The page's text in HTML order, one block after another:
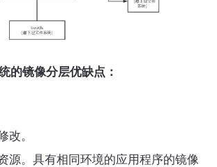
的镜像分层优缺点：
改。
源。具有相同环境的应用程序的镜像